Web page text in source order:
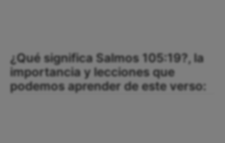
¿Qué significa Salmos 105:19?, la
importancia y lecciones que
podemos aprender de este verso: